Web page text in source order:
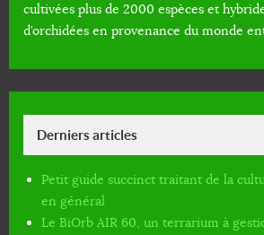
cultivées plus de 2000 espèces et
d’orchidées en provenance du monde
Derniers articles
Petit guide succinct traitant de la
en général
Le BiOrb AIR 60, un terrarium à